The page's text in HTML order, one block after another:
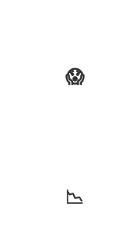
😱
📉